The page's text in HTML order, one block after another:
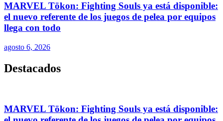
MARVEL Tōkon: Fighting Souls ya está disponible:
el nuevo referente de los juegos de pelea por equipos
llega con todo
agosto 6, 2026
Destacados
MARVEL Tōkon: Fighting Souls ya está disponible: